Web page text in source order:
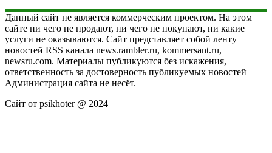
Данный сайт не является коммерческим проектом. На этом
сайте ни чего не продают, ни чего не покупают, ни какие
услуги не оказываются. Сайт представляет собой ленту
новостей RSS канала news.rambler.ru, kommersant.ru,
newsru.com. Материалы публикуются без искажения,
ответственность за достоверность публикуемых новостей
Администрация сайта не несёт.
Сайт от psikhoter @ 2024